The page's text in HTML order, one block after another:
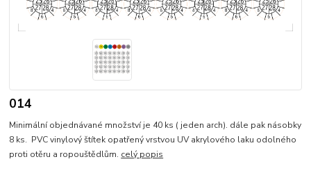
014
Minimální objednávané množství je 40 ks ( jeden arch). dále pak násobky
8 ks. PVC vinylový štítek opatřený vrstvou UV akrylového laku odolného
proti otěru a ropouštědlům. celý popis